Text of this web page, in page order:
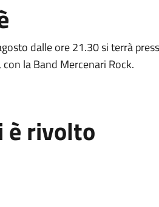
dalle ore 21.30 si terrà
con la Band Mercenari Rock.
è rivolto